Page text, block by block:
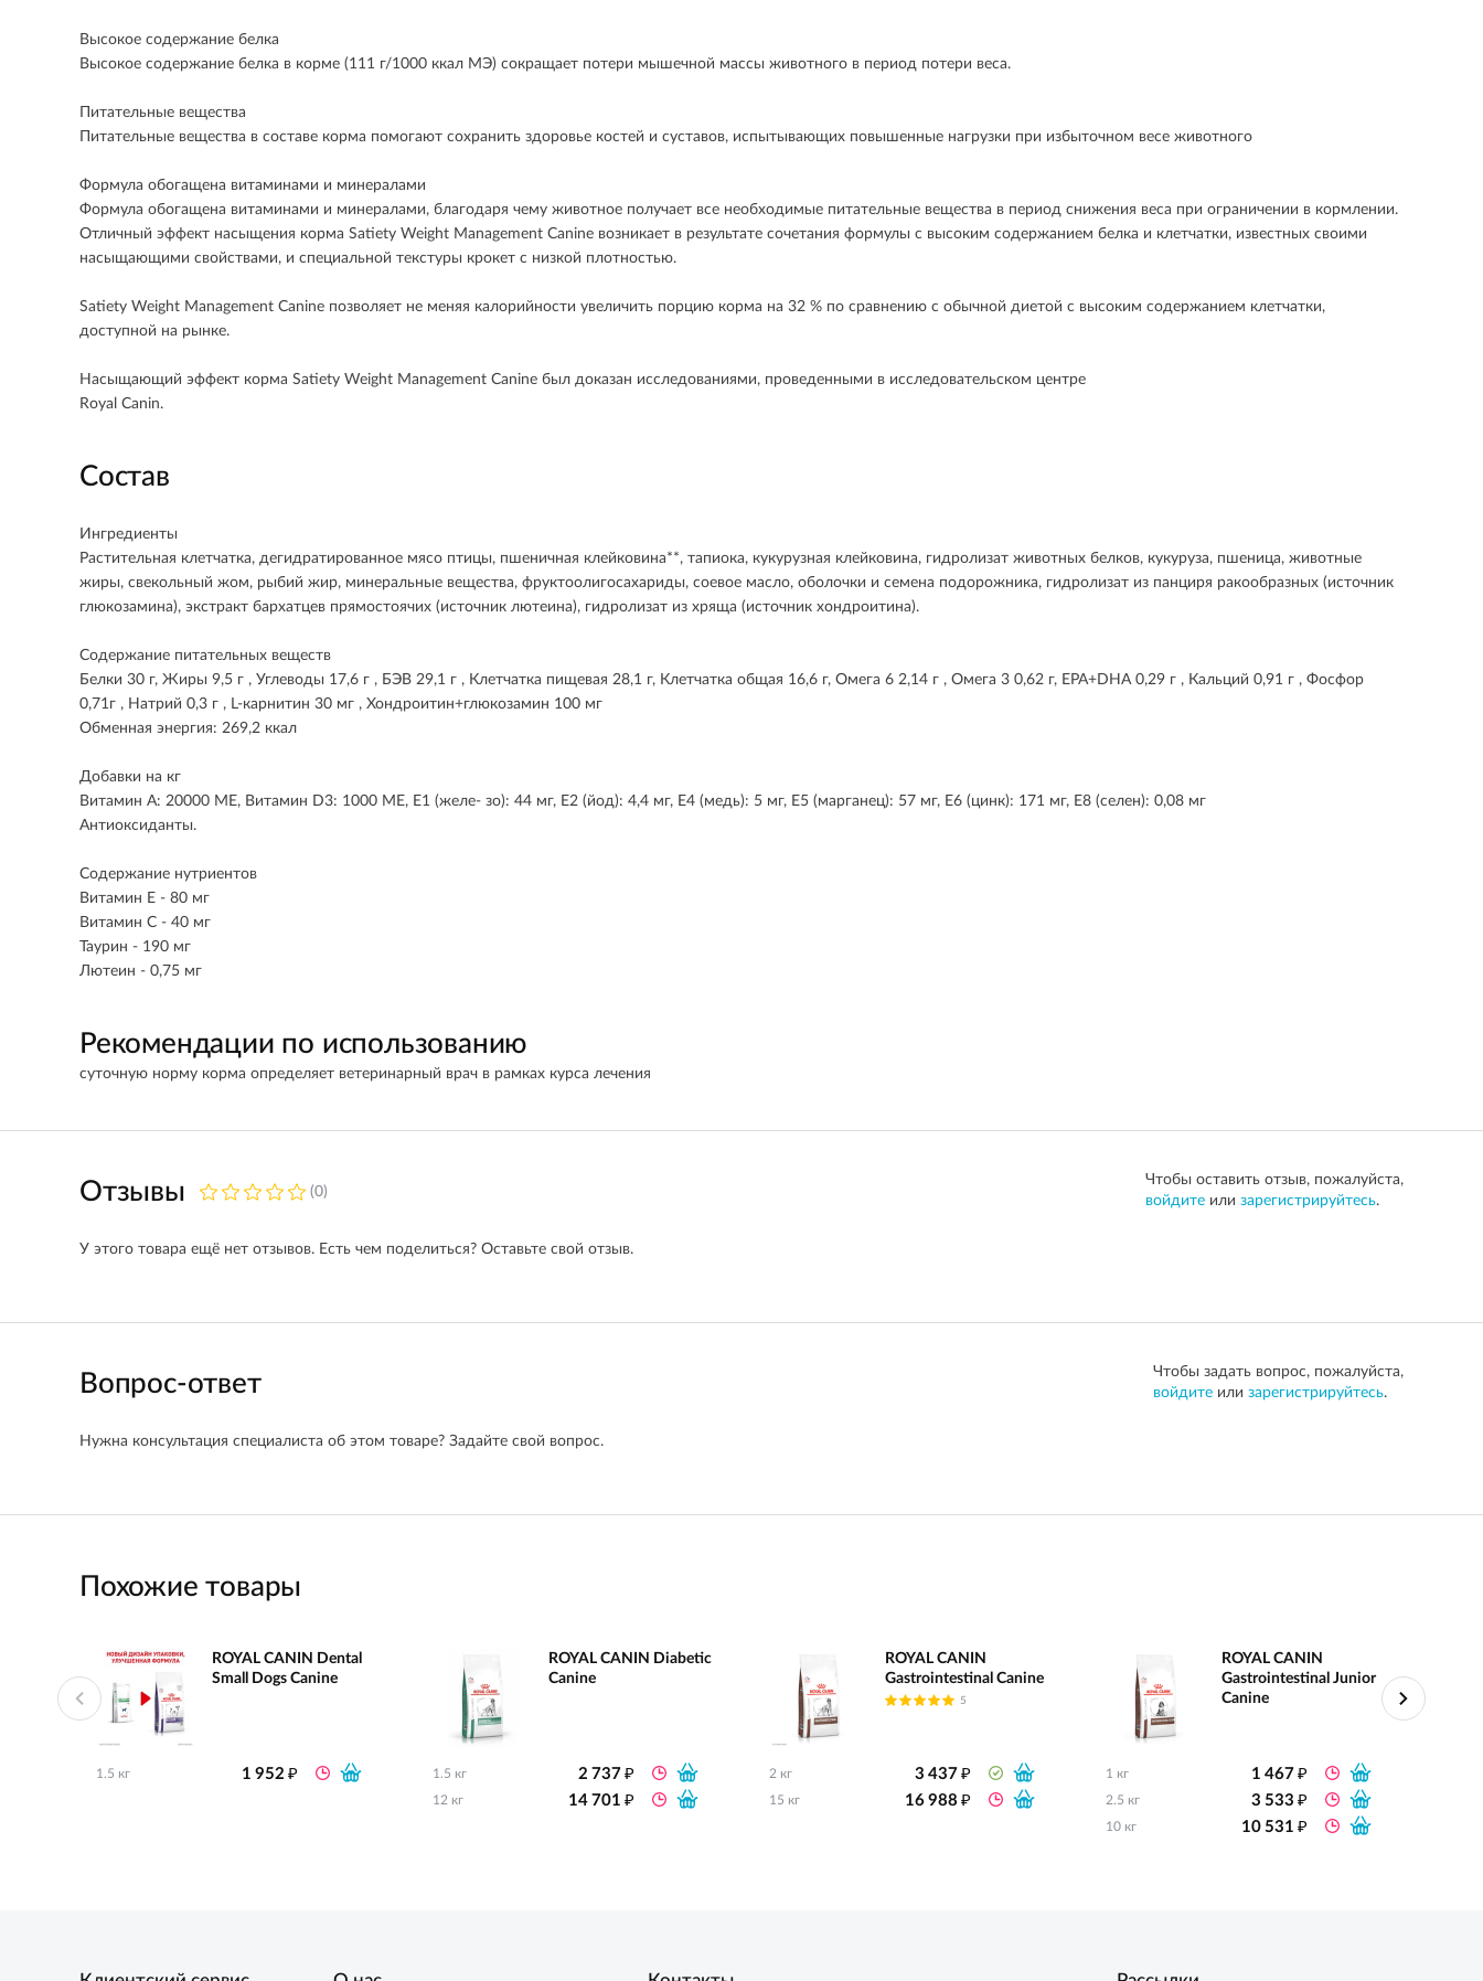
Высокое содержание белка
Высокое содержание белка в корме (111 г/1000 ккал МЭ) сокращает потери мышечной массы животного в период потери веса.
Питательные вещества
Питательные вещества в составе корма помогают сохранить здоровье костей и суставов, испытывающих повышенные нагрузки при избыточном весе животного
Формула обогащена витаминами и минералами
Формула обогащена витаминами и минералами, благодаря чему животное получает все необходимые питательные вещества в период снижения веса при ограничении в кормлении.
Отличный эффект насыщения корма Satiety Weight Management Canine возникает в результате сочетания формулы с высоким содержанием белка и клетчатки, известных своими
насыщающими свойствами, и специальной текстуры крокет с низкой плотностью.
Satiety Weight Management Canine позволяет не меняя калорийности увеличить порцию корма на 32 % по сравнению с обычной диетой с высоким содержанием клетчатки,
доступной на рынке.
Насыщающий эффект корма Satiety Weight Management Canine был доказан исследованиями, проведенными в исследовательском центре
Royal Canin.
Состав
Ингредиенты
Растительная клетчатка, дегидратированное мясо птицы, пшеничная клейковина**, тапиока, кукурузная клейковина, гидролизат животных белков, кукуруза, пшеница, животные
жиры, свекольный жом, рыбий жир, минеральные вещества, фруктоолигосахариды, соевое масло, оболочки и семена подорожника, гидролизат из панциря ракообразных (источник
глюкозамина), экстракт бархатцев прямостоячих (источник лютеина), гидролизат из хряща (источник хондроитина).
Содержание питательных веществ
Белки 30 г, Жиры 9,5 г , Углеводы 17,6 г , БЭВ 29,1 г , Клетчатка пищевая 28,1 г, Клетчатка общая 16,6 г, Омега 6 2,14 г , Омега 3 0,62 г, EPA+DHA 0,29 г , Кальций 0,91 г , Фосфор
0,71г , Натрий 0,3 г , L-карнитин 30 мг , Хондроитин+глюкозамин 100 мг
Обменная энергия: 269,2 ккал
Добавки на кг
Витамин А: 20000 МЕ, Витамин D3: 1000 МЕ, Е1 (желе- зо): 44 мг, Е2 (йод): 4,4 мг, Е4 (медь): 5 мг, Е5 (марганец): 57 мг, Е6 (цинк): 171 мг, Е8 (селен): 0,08 мг
Антиоксиданты.
Содержание нутриентов
Витамин Е - 80 мг
Витамин С - 40 мг
Таурин - 190 мг
Лютеин - 0,75 мг
Рекомендации по использованию
суточную норму корма определяет ветеринарный врач в рамках курса лечения
Отзывы (0)
Чтобы оставить отзыв, пожалуйста,
войдите или зарегистрируйтесь.
У этого товара ещё нет отзывов. Есть чем поделиться? Оставьте свой отзыв.
Вопрос-ответ
Чтобы задать вопрос, пожалуйста,
войдите или зарегистрируйтесь.
Нужна консультация специалиста об этом товаре? Задайте свой вопрос.
Похожие товары
ROYAL CANIN Dental
Small Dogs Canine
1.5 кг 1 952₽
ROYAL CANIN Diabetic
Canine
1.5 кг 2 737₽
12 кг 14 701₽
ROYAL CANIN
Gastrointestinal Canine
5
2 кг 3 437₽
15 кг 16 988₽
ROYAL CANIN
Gastrointestinal Junior
Canine
1 кг 1 467₽
2.5 кг 3 533₽
10 кг 10 531₽